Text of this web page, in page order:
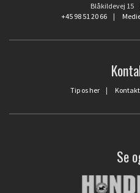
Blåkildevej
+45 98 51 20 66|
Tip os her |
Se